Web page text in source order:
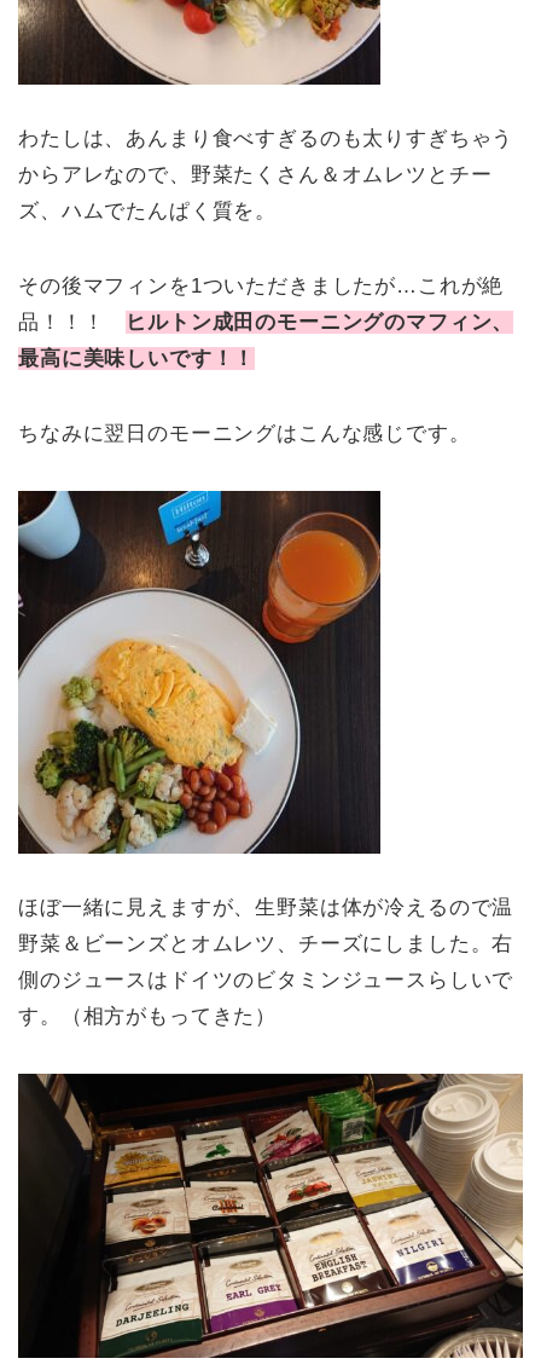
わたしは、あんまり食べすぎるのも太りすぎちゃう
からアレなので、野菜たくさん＆オムレツとチー
ズ、ハムでたんぱく質を。
その後マフィンを1ついただきましたが…これが絶
品！！！
ヒルトン成田のモーニングのマフィン、
最高に美味しいです！！
ちなみに翌日のモーニングはこんな感じです。
ほぼ一緒に見えますが、生野菜は体が冷えるので温
野菜＆ビーンズとオムレツ、チーズにしました。右
側のジュースはドイツのビタミンジュースらしいで
す。（相方がもってきた）